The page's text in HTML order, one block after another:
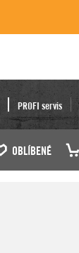
PROFI servis
OBLÍBENÉ